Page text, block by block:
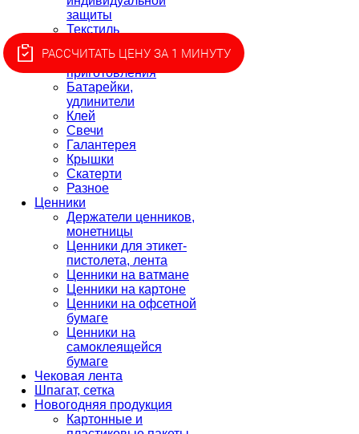
защиты
Текстиль
Товары для
приготовления
Батарейки,
удлинители
Клей
Свечи
Галантерея
Крышки
Скатерти
Разное
Ценники
Держатели ценников,
монетницы
Ценники для этикет-
пистолета, лента
Ценники на ватмане
Ценники на картоне
Ценники на офсетной
бумаге
Ценники на
самоклеящейся
бумаге
Чековая лента
Шпагат, сетка
Новогодняя продукция
Картонные и
РАССЧИТАТЬ ЦЕНУ ЗА 1 МИНУТУ